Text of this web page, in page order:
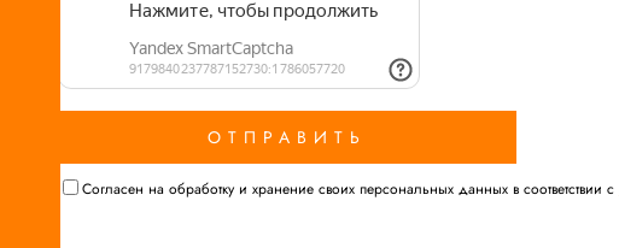
Cогласен на обработку и хранение своих персональных данных в соответствии с